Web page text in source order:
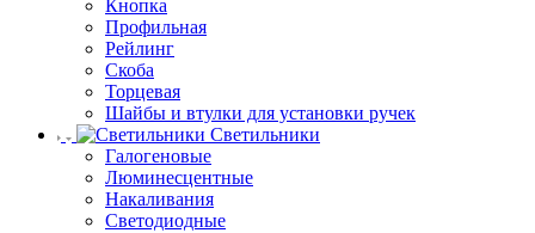
Кнопка
Профильная
Рейлинг
Скоба
Торцевая
Шайбы и втулки для установки ручек
Светильники
Галогеновые
Люминесцентные
Накаливания
Светодиодные